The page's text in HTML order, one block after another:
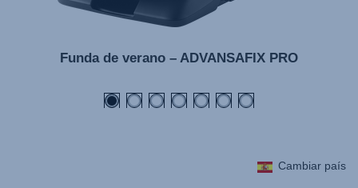
Funda de verano – ADVANSAFIX PRO
Cambiar país